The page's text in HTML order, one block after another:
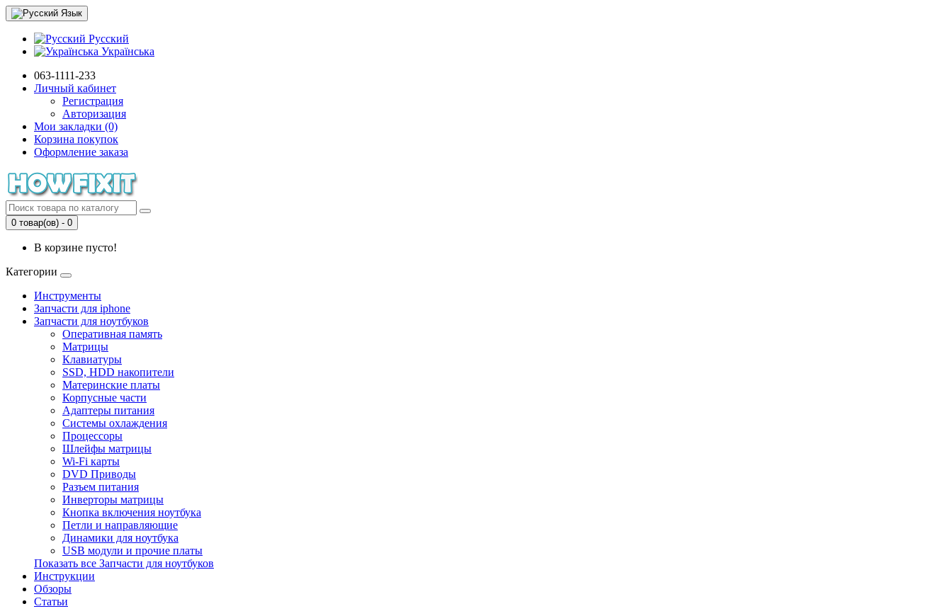
Язык
Русский
Українська
063-1111-233
Личный кабинет
Регистрация
Авторизация
Мои закладки (0)
Корзина покупок
Оформление заказа
0 товар(ов) - 0
В корзине пусто!
Категории
Инструменты
Запчасти для iphone
Запчасти для ноутбуков
Оперативная память
Матрицы
Клавиатуры
SSD, HDD накопители
Материнские платы
Корпусные части
Адаптеры питания
Системы охлаждения
Процессоры
Шлейфы матрицы
Wi-Fi карты
DVD Приводы
Разъем питания
Инверторы матрицы
Кнопка включения ноутбука
Петли и направляющие
Динамики для ноутбука
USB модули и прочие платы
Показать все Запчасти для ноутбуков
Инструкции
Обзоры
Статьи